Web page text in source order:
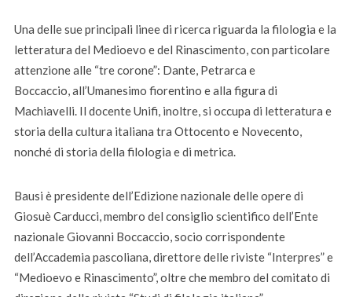
Una delle sue principali linee di ricerca riguarda la filologia e la
letteratura del Medioevo e del Rinascimento, con particolare
attenzione alle “tre corone”: Dante, Petrarca e
Boccaccio, all’Umanesimo fiorentino e alla figura di
Machiavelli. Il docente Unifi, inoltre, si occupa di letteratura e
storia della cultura italiana tra Ottocento e Novecento,
nonché di storia della filologia e di metrica.
Bausi è presidente dell’Edizione nazionale delle opere di
Giosuè Carducci, membro del consiglio scientifico dell’Ente
nazionale Giovanni Boccaccio, socio corrispondente
dell’Accademia pascoliana, direttore delle riviste “Interpres” e
“Medioevo e Rinascimento”, oltre che membro del comitato di